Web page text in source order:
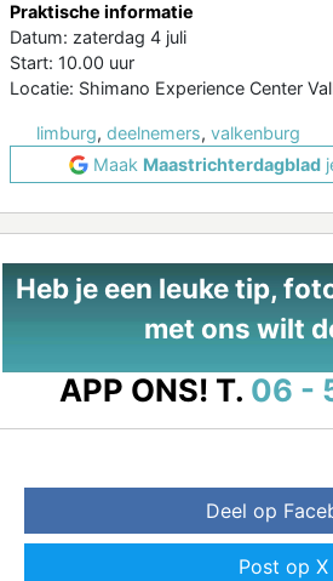
Praktische informatie
Datum: zaterdag 4 juli
Start: 10.00 uur
Locatie: Shimano Experience Center
limburg, deelnemers, valkenburg
Maak Maastrichterdagblad
Heb je een leuke tip,
met ons wilt
APP ONS! T. 06 -
Deel op
Post op X